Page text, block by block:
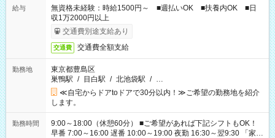
給与
無資格未経験：時給1500円～ ■週払いOK ■扶養内OK ■日
収1万2000円以上
交通費別途支給あり
交通費 交通費全額支給
勤務地
東京都豊島区
巣鴨駅 / 目白駅 / 北池袋駅 / …
≪自宅からドアtoドアで30分以内！≫ご希望の勤務地を紹介
します。
勤務時間
9:00～18:00（休憩60分） ■ご希望があれば下記シフトもOK！
早番 7:00～16:00 遅番 10:00～19:00 夜勤 16:30～翌9:30 「家族